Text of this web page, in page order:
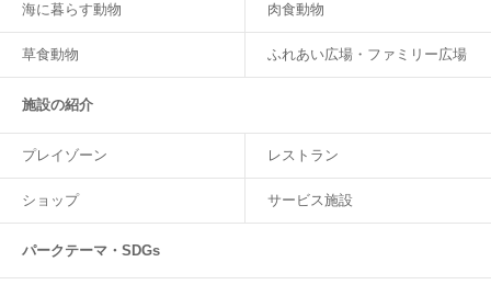
海に暮らす動物 肉食動物
草食動物 ふれあい広場・ファミリー広場
施設の紹介
プレイゾーン レストラン
ショップ サービス施設
パークテーマ・SDGs